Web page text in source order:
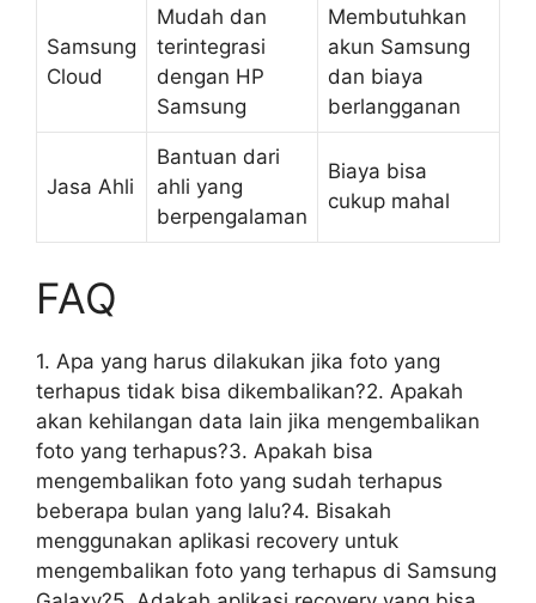
Samsung
Cloud
Mudah dan
terintegrasi
dengan HP
Samsung
Membutuhkan
akun Samsung
dan biaya
berlangganan
Jasa Ahli
Bantuan dari
ahli yang
berpengalaman
Biaya bisa
cukup mahal
FAQ
1. Apa yang harus dilakukan jika foto yang
terhapus tidak bisa dikembalikan?2. Apakah
akan kehilangan data lain jika mengembalikan
foto yang terhapus?3. Apakah bisa
mengembalikan foto yang sudah terhapus
beberapa bulan yang lalu?4. Bisakah
menggunakan aplikasi recovery untuk
mengembalikan foto yang terhapus di Samsung